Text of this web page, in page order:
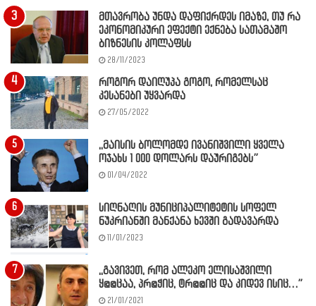
მთავრობა უნდა დაფიქრდეს იმაზე, თუ რა
ეკონომიკური ეფექტი ექნება სათამაშო
ბიზნესის კოლაფსს
28/11/2023
როგორ დაიღუპა გოგო, რომელსაც
კესანები უყვარდა
27/05/2022
,,მაისის ბოლომდე ივანიშვილი ყველა
ოჯახს 1 000 დოლარს დაურიგებს”
01/04/2022
სიღნაღის მუნიციპალიტეტის სოფელ
ნუკრიანში მანქანა ხევში გადავარდა
11/01/2023
,,გავივეთ, რომ ალეკო ელისაშვილი
ყ@@ცაა, პრ@ჭიც, ტრ@@იც და კიდევ ისიც…”
21/01/2021